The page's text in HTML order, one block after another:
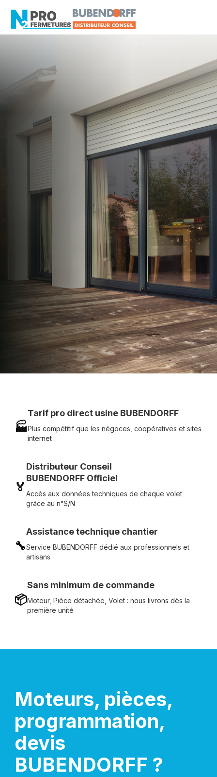
Distributeur Conseil
BUBENDORFF
Laval
Artisan, Menuisier, TPE ou PME proche de Laval
N2PRO Fermetures est votre référent Distributeur
Conseil BUBENDORFF officiel pour vous
apporter : Tarifs directs usines sans minimum
d'achat - Assistance technique chantier et
service réactif avec simplicité.
07 83 35 69 17
MON DEVIS MOTEUR
Voir tous nos produits
🏭
Tarif pro direct usine BUBENDORFF
Plus compétitif que les négoces, coopératives et sites
internet
🏅
Distributeur Conseil
BUBENDORFF Officiel
Accès aux données techniques de chaque volet
grâce au n°S/N
🔧
Assistance technique chantier
Service BUBENDORFF dédié aux professionnels et
artisans
📦
Sans minimum de commande
Moteur, Pièce détachée, Volet : nous livrons dès la
première unité
Moteurs, pièces,
programmation,
devis
BUBENDORFF ?